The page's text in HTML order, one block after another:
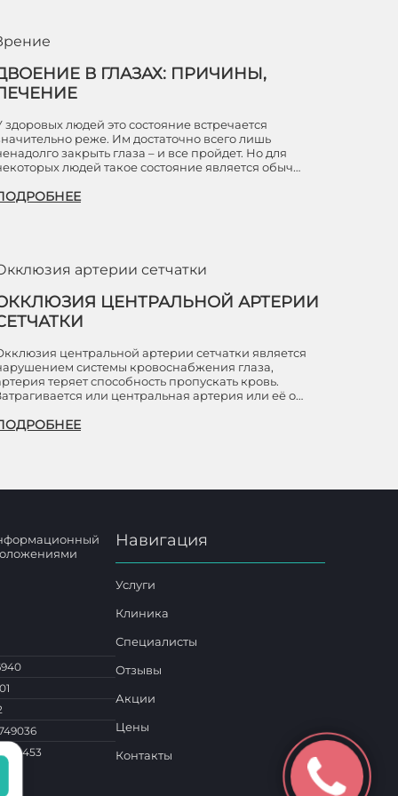
В ГЛАЗАХ: ПРИЧИНЫ,
здоровых людей это состояние встречается
реже. Им достаточно всего лишь
закрыть глаза – и все пройдет. Но для
людей такое состояние является обыч…
артерии сетчатки
ЦЕНТРАЛЬНОЙ АРТЕРИИ
центральной артерии сетчатки является
системы кровоснабжения глаза,
теряет способность пропускать кровь.
или центральная артерия или её о…
014453
Навигация
Услуги
Клиника
Специалисты
Отзывы
Акции
Цены
Контакты